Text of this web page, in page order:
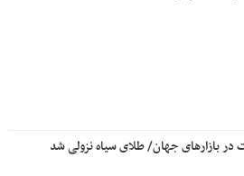
در بازارهای جهان/ طلای سیاه نزولی شد